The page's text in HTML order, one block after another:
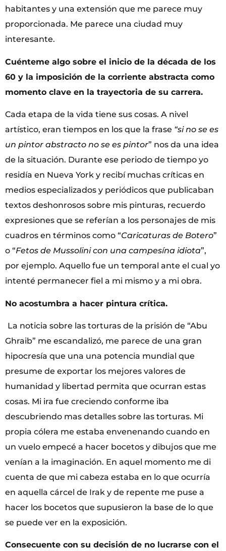
habitantes y una extensión que me parece muy
proporcionada. Me parece una ciudad muy
interesante.
Cuénteme algo sobre el inicio de la década de los
60 y la imposición de la corriente abstracta como
momento clave en la trayectoria de su carrera.
Cada etapa de la vida tiene sus cosas. A nivel
artístico, eran tiempos en los que la frase “si no se es
un pintor abstracto no se es pintor” nos da una idea
de la situación. Durante ese periodo de tiempo yo
residía en Nueva York y recibí muchas críticas en
medios especializados y periódicos que publicaban
textos deshonrosos sobre mis pinturas, recuerdo
expresiones que se referían a los personajes de mis
cuadros en términos como “Caricaturas de Botero”
o “Fetos de Mussolini con una campesína idiota”,
por ejemplo. Aquello fue un temporal ante el cual yo
intenté permanecer fiel a mi mismo y a mi obra.
No acostumbra a hacer pintura crítica.
La noticia sobre las torturas de la prisión de “Abu
Ghraib” me escandalizó, me parece de una gran
hipocresía que una una potencia mundial que
presume de exportar los mejores valores de
humanidad y libertad permita que ocurran estas
cosas. Mi ira fue creciendo conforme iba
descubriendo mas detalles sobre las torturas. Mi
propia cólera me estaba envenenando cuando en
un vuelo empecé a hacer bocetos y dibujos que me
venían a la imaginación. En aquel momento me di
cuenta de que mi cabeza estaba en lo que ocurría
en aquella cárcel de Irak y de repente me puse a
hacer los bocetos que supusieron la base de lo que
se puede ver en la exposición.
Consecuente con su decisión de no lucrarse con el